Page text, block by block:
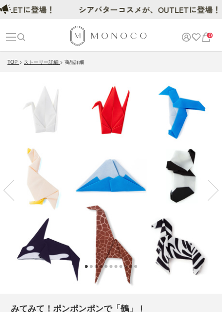
0
TOP ストーリー詳細 商品詳細
みてみて！ポンポンポンで「鶴」！
に登場！ シアバターコスメが、OUTLETに登場！